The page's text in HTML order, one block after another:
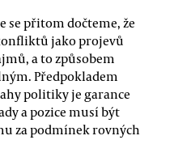
se přitom dočteme, že
jako projevů
a to způsobem
Předpokladem
politiky je garance
a pozice musí být
za podmínek rovných